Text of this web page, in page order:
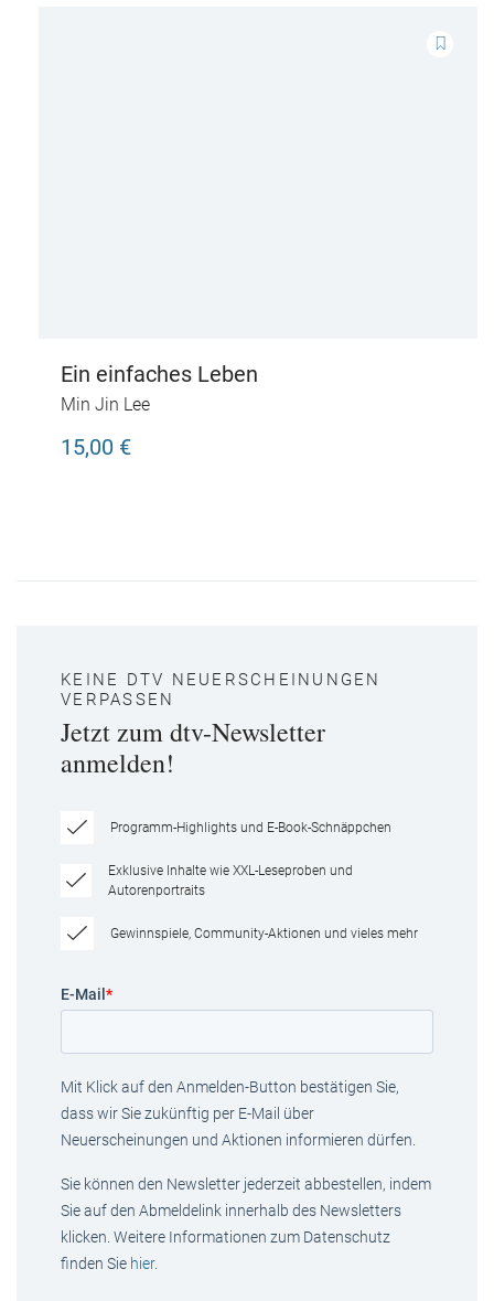
Ein einfaches Leben
Min Jin Lee
15,00 €
KEINE DTV NEUERSCHEINUNGEN
VERPASSEN
Jetzt zum dtv-Newsletter
anmelden!
Programm-Highlights und E-Book-Schnäppchen
Exklusive Inhalte wie XXL-Leseproben und
Autorenportraits
Gewinnspiele, Community-Aktionen und vieles mehr
E-Mail *
Mit Klick auf den Anmelden-Button bestätigen Sie,
dass wir Sie zukünftig per E-Mail über
Neuerscheinungen und Aktionen informieren dürfen.
Sie können den Newsletter jederzeit abbestellen, indem
Sie auf den Abmeldelink innerhalb des Newsletters
klicken. Weitere Informationen zum Datenschutz
finden Sie hier.